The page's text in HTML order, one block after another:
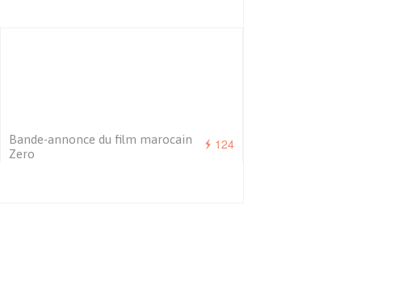
124
Bande-annonce du film marocain
Zero